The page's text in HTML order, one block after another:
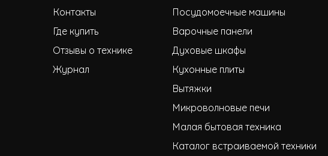
Контакты
Где купить
Отзывы о технике
Журнал
Посудомоечные машины
Варочные панели
Духовые шкафы
Кухонные плиты
Вытяжки
Микроволновые печи
Малая бытовая техника
Каталог встраиваемой техники